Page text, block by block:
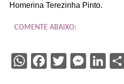
Homerina Terezinha Pinto.
COMENTE ABAIXO:
WhatsApp
Facebook
Twitter